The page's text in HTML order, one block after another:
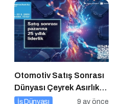
Otomotiv Satış Sonrası
Dünyası Çeyrek Asırlık
Zirve İçin İstanbul’da
İş Dünyası 9 ay önce